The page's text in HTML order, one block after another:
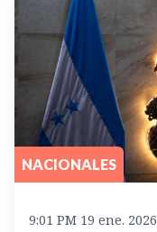
NACIONALES
9:01 PM 19 ene. 2026